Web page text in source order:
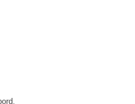
y el intercambio de